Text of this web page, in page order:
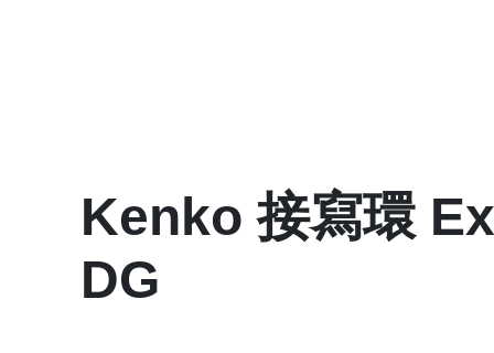
Kenko 接寫環
DG